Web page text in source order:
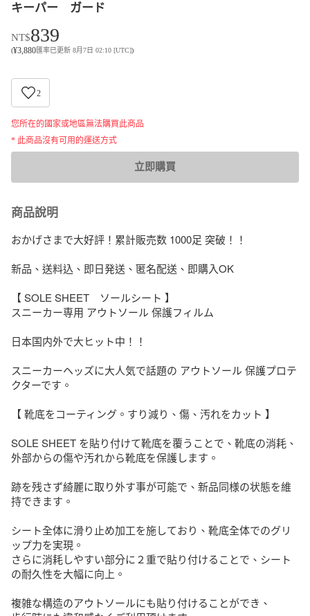
キーパー ガード
NT$839
(¥3,880匯率已更新 8月7日 02:10 [UTC])
2
您所在的國家或地區無法購買此商品
* 此商品沒有可用的運送方式
立即購買
商品說明
おかげさまで大好評！累計販売数 1000足 突破！！
新品、送料込、即日発送、匿名配送、即購入OK
【 SOLE SHEET　ソールシート 】
スニーカー専用 アウトソール 保護フィルム
日本国内外で大ヒット中！！
スニーカーヘッズに大人気で話題の アウトソール 保護プロテ
クターです。
【 靴底をコーティング。すり減り、傷、汚れをカット 】
SOLE SHEET を貼り付けて靴底を覆うことで、靴底の消耗、
外部からの傷や汚れから靴底を保護します。
跡を残さず綺麗に取り外す事が可能で、新品同様の状態を維
持できます。
シート全体に滑り止め加工を施しており、靴底全体でのグリ
ップ力を実現。
さらに消耗しやすい部分に２重で貼り付けることで、シート
の耐久性を大幅に向上。
複雑な構造のアウトソールにも貼り付けることができ、